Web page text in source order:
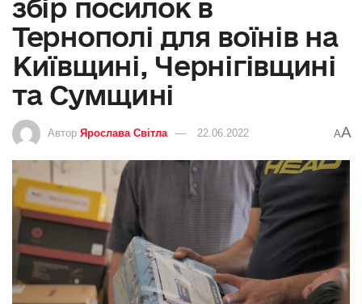
збір посилок в
Тернополі для воїнів на
Київщині, Чернігівщині
та Сумщині
Автор Ярослава Світла 22.06.2022 AA